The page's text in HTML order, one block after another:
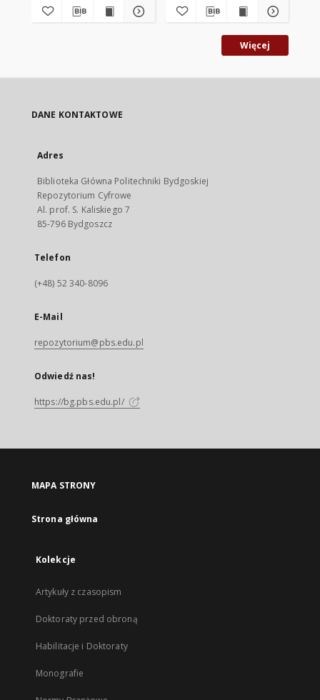
Mechanicznej].
Więcej
DANE KONTAKTOWE
Adres
Biblioteka Główna Politechniki Bydgoskiej
Repozytorium Cyfrowe
Al. prof. S. Kaliskiego 7
85-796 Bydgoszcz
Telefon
(+48) 52 340-8096
E-Mail
repozytorium@pbs.edu.pl
Odwiedź nas!
https://bg.pbs.edu.pl/
MAPA STRONY
Strona główna
Kolekcje
Artykuły z czasopism
Doktoraty przed obroną
Habilitacje i Doktoraty
Monografie